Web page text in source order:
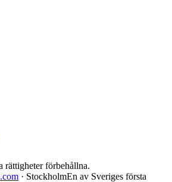
rättigheter förbehållna.
· StockholmEn av Sveriges första